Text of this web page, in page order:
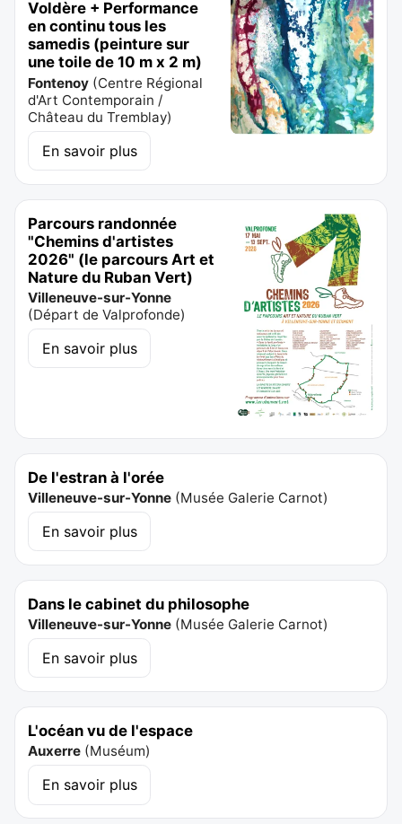
Voldère + Performance
en continu tous les
samedis (peinture sur
une toile de 10 m x 2 m)
Fontenoy (Centre Régional
d'Art Contemporain /
Château du Tremblay)
En savoir plus
Parcours randonnée
"Chemins d'artistes
2026" (le parcours Art et
Nature du Ruban Vert)
Villeneuve-sur-Yonne
(Départ de Valprofonde)
En savoir plus
De l'estran à l'orée
Villeneuve-sur-Yonne (Musée Galerie Carnot)
En savoir plus
Dans le cabinet du philosophe
Villeneuve-sur-Yonne (Musée Galerie Carnot)
En savoir plus
L'océan vu de l'espace
Auxerre (Muséum)
En savoir plus